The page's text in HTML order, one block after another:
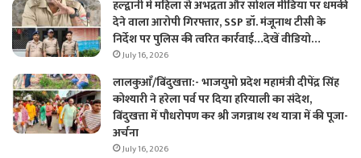
हल्द्वानी में महिला से अभद्रता और सोशल मीडिया पर धमकी
देने वाला आरोपी गिरफ्तार, SSP डॉ. मंजूनाथ टीसी के
निर्देश पर पुलिस की त्वरित कार्रवाई…देखें वीडियो…
July 16, 2026
लालकुआँ/बिंदुखत्ता:- भाजयुमो प्रदेश महामंत्री दीपेंद्र सिंह
कोश्यारी ने हरेला पर्व पर दिया हरियाली का संदेश,
बिंदुखत्ता में पौधरोपण कर श्री जगन्नाथ रथ यात्रा में की पूजा-
अर्चना
July 16, 2026